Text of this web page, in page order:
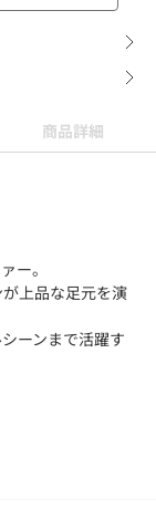
商品詳細
ー。
上品な足元を演
ーンまで活躍す